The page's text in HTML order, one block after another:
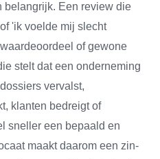
belangrijk. Een review die
'ik voelde mij slecht
of gewone
stelt dat een onderneming
vervalst,
klanten bedreigt of
sneller een bepaald en
maakt daarom een zin-